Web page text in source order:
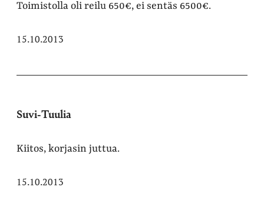
Toimistolla oli reilu 650€, ei sentäs 6500€.
15.10.2013
Suvi-Tuulia
Kiitos, korjasin juttua.
15.10.2013